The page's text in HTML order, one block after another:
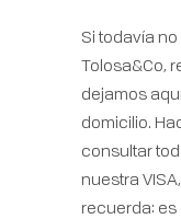
Si todavía
Tolosa&Co,
dejamos
domicilio.
consultar
nuestra VISA
recuerda: es